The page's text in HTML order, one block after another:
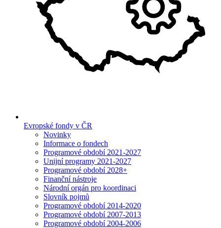
Evropské fondy v ČR
Novinky
Informace o fondech
Programové období 2021-2027
Unijní programy 2021-2027
Programové období 2028+
Finanční nástroje
Národní orgán pro koordinaci
Slovník pojmů
Programové období 2014-2020
Programové období 2007-2013
Programové období 2004-2006